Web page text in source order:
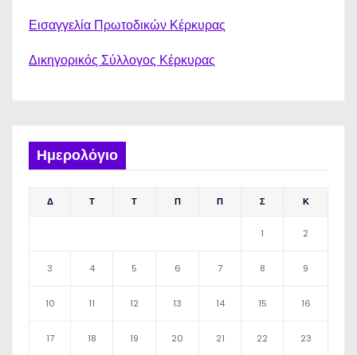
Εισαγγελία Πρωτοδικών Κέρκυρας
Δικηγορικός Σύλλογος Κέρκυρας
Ημερολόγιο
Δ Τ Τ Π Π Σ Κ
1 2
3 4 5 6 7 8 9
10 11 12 13 14 15 16
17 18 19 20 21 22 23